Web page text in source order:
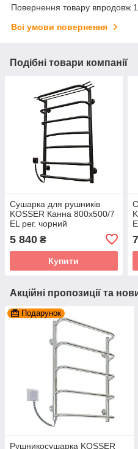
Повернення товару впродовж
Всі умови повернення
Подібні товари компанії
Сушарка для рушників
KOSSER Канна 800х500/7
EL рег. чорний
5 840 ₴
Купити
Акційні пропозиції та
Подарунок
Рушникосушарка KOSSER